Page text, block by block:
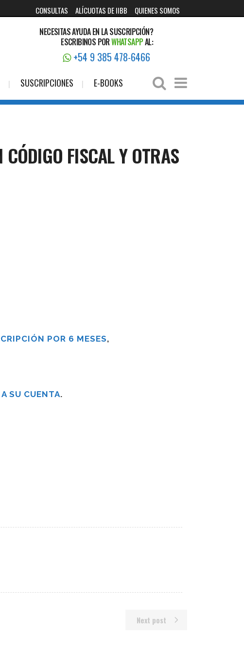
CONSULTAS ALÍCUOTAS DE IIBB QUIENES SOMOS
NECESITAS AYUDA EN LA SUSCRIPCIÓN?
ESCRIBINOS PORWHATSAPPAL:
+54 9 385 478-6466
SUSCRIPCIONES E-BOOKS
FISCAL Y OTRAS
POR 6 MESES,
SU CUENTA.
Next post